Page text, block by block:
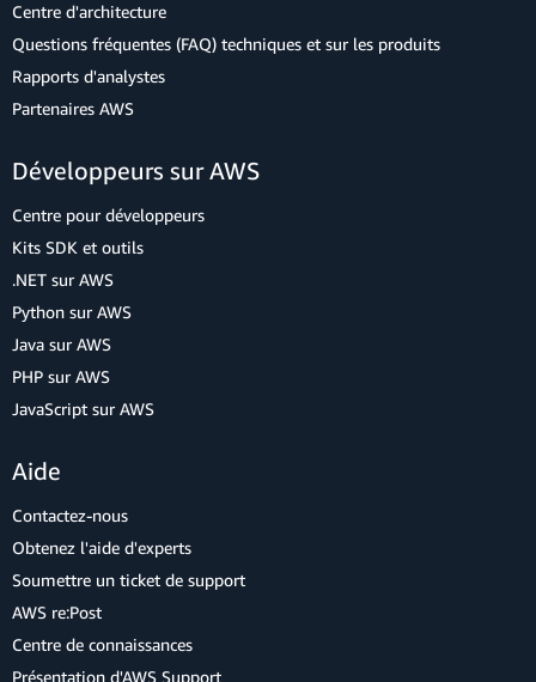
Centre d'architecture
Questions fréquentes (FAQ) techniques et sur les produits
Rapports d'analystes
Partenaires AWS
Développeurs sur AWS
Centre pour développeurs
Kits SDK et outils
.NET sur AWS
Python sur AWS
Java sur AWS
PHP sur AWS
JavaScript sur AWS
Aide
Contactez-nous
Obtenez l'aide d'experts
Soumettre un ticket de support
AWS re:Post
Centre de connaissances
Présentation d'AWS Support